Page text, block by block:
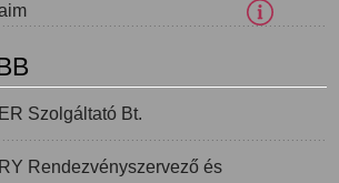
Szolgáltató Bt.
Rendezvényszervező és